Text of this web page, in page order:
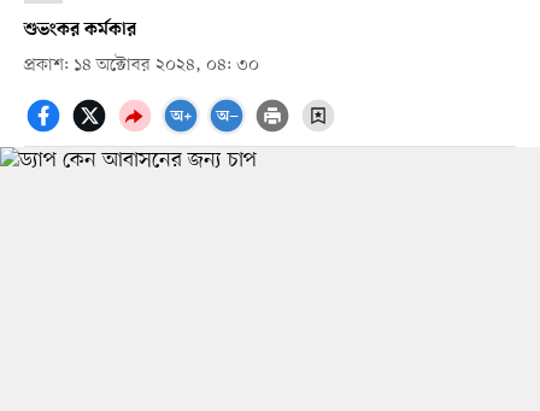
শুভংকর কর্মকার
প্রকাশ: ১৪ অক্টোবর ২০২৪, ০৪: ৩০